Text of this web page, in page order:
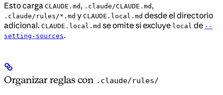
Esto carga CLAUDE.md , .claude/CLAUDE.md ,
.claude/rules/*.md y CLAUDE.local.md desde el directorio
adicional. CLAUDE.local.md se omite si excluye local de --
setting-sources.
Organizar reglas con .claude/rules/